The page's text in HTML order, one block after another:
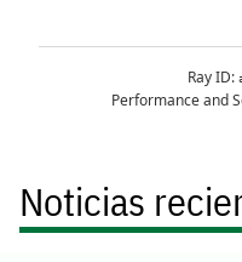
Noticias